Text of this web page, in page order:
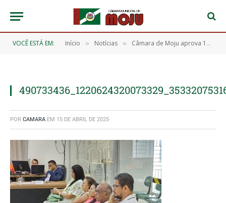
VOCÊ ESTÁ EM: Início » Notícias » Câmara de Moju aprova 16 requerimentos durante 8ª Sessão Ordinária do ano
POR CAMARA EM 15 DE ABRIL DE 2025